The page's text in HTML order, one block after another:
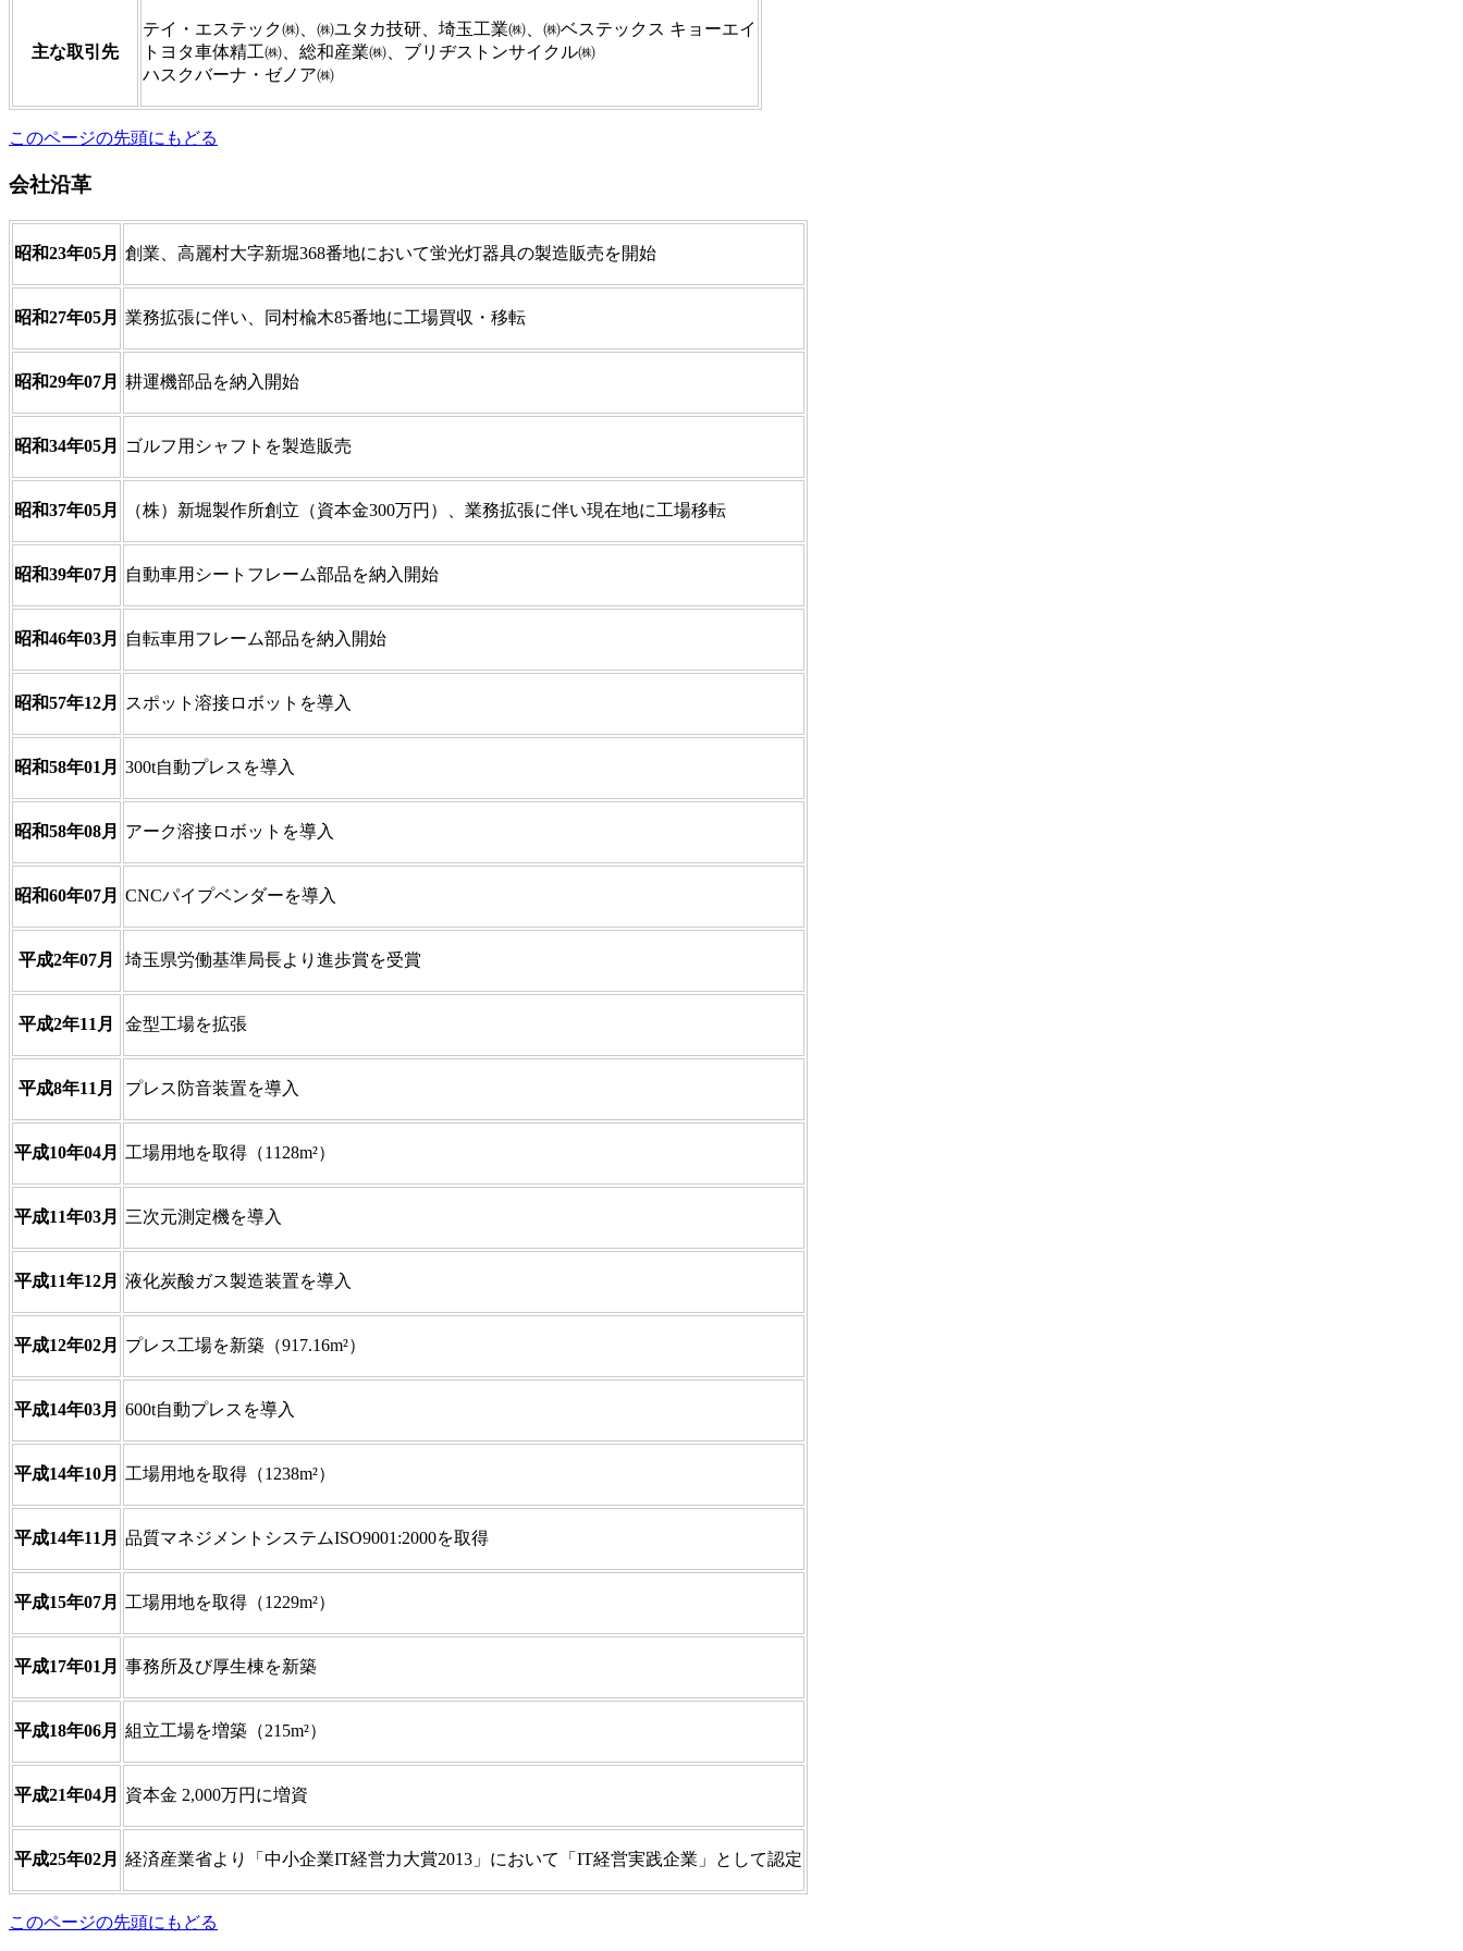
主な取引先
テイ・エステック㈱、㈱ユタカ技研、埼玉工業㈱、㈱ベステックス キョーエイ
トヨタ車体精工㈱、総和産業㈱、ブリヂストンサイクル㈱
ハスクバーナ・ゼノア㈱
このページの先頭にもどる
会社沿革
昭和23年05月 創業、高麗村大字新堀368番地において蛍光灯器具の製造販売を開始
昭和27年05月 業務拡張に伴い、同村楡木85番地に工場買収・移転
昭和29年07月 耕運機部品を納入開始
昭和34年05月 ゴルフ用シャフトを製造販売
昭和37年05月 （株）新堀製作所創立（資本金300万円）、業務拡張に伴い現在地に工場移転
昭和39年07月 自動車用シートフレーム部品を納入開始
昭和46年03月 自転車用フレーム部品を納入開始
昭和57年12月 スポット溶接ロボットを導入
昭和58年01月 300t自動プレスを導入
昭和58年08月 アーク溶接ロボットを導入
昭和60年07月 CNCパイプベンダーを導入
平成2年07月 埼玉県労働基準局長より進歩賞を受賞
平成2年11月 金型工場を拡張
平成8年11月 プレス防音装置を導入
平成10年04月 工場用地を取得（1128m²）
平成11年03月 三次元測定機を導入
平成11年12月 液化炭酸ガス製造装置を導入
平成12年02月 プレス工場を新築（917.16m²）
平成14年03月 600t自動プレスを導入
平成14年10月 工場用地を取得（1238m²）
平成14年11月 品質マネジメントシステムISO9001:2000を取得
平成15年07月 工場用地を取得（1229m²）
平成17年01月 事務所及び厚生棟を新築
平成18年06月 組立工場を増築（215m²）
平成21年04月 資本金 2,000万円に増資
平成25年02月 経済産業省より「中小企業IT経営力大賞2013」において「IT経営実践企業」として認定
このページの先頭にもどる